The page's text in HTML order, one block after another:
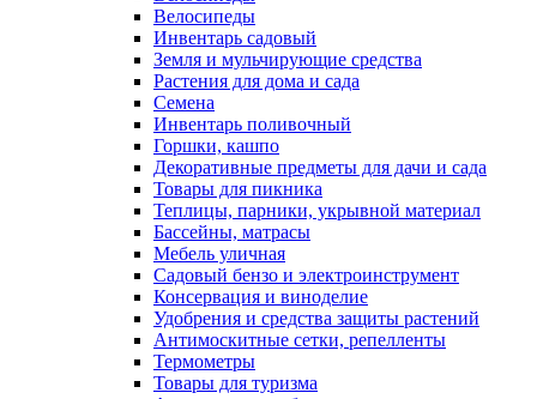
Велосипеды
Инвентарь садовый
Земля и мульчирующие средства
Растения для дома и сада
Семена
Инвентарь поливочный
Горшки, кашпо
Декоративные предметы для дачи и сада
Товары для пикника
Теплицы, парники, укрывной материал
Бассейны, матрасы
Мебель уличная
Садовый бензо и электроинструмент
Консервация и виноделие
Удобрения и средства защиты растений
Антимоскитные сетки, репелленты
Термометры
Товары для туризма